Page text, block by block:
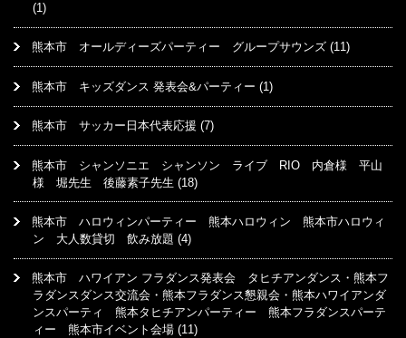
(1)
熊本市 オールディーズパーティー グループサウンズ (11)
熊本市 キッズダンス 発表会&パーティー (1)
熊本市 サッカー日本代表応援 (7)
熊本市 シャンソニエ シャンソン ライブ RIO 内倉様 平山
様 堀先生 後藤素子先生 (18)
熊本市 ハロウィンパーティー 熊本ハロウィン 熊本市ハロウィ
ン 大人数貸切 飲み放題 (4)
熊本市 ハワイアン フラダンス発表会 タヒチアンダンス・熊本フ
ラダンスダンス交流会・熊本フラダンス懇親会・熊本ハワイアンダ
ンスパーティ 熊本タヒチアンパーティー 熊本フラダンスパーテ
ィー 熊本市イベント会場 (11)